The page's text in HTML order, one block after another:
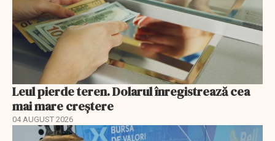
Leul pierde teren. Dolarul înregistrează cea
mai mare creștere
04 AUGUST 2026